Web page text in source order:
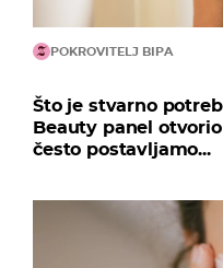
POKROVITELJ BIPA
Što je stvarno
Beauty panel
često postavljamo...